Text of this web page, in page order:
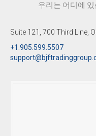
우리는 어디에
Suite 121, 700 Third Line,
+1.905.599.5507